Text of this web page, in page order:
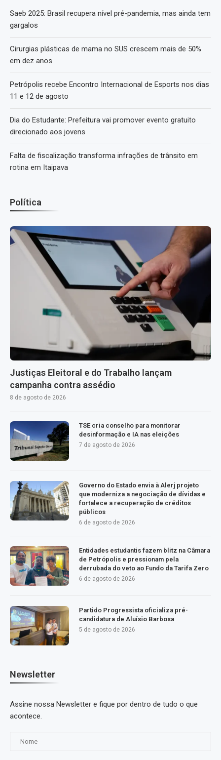
Saeb 2025: Brasil recupera nível pré-pandemia, mas ainda tem
gargalos
Cirurgias plásticas de mama no SUS crescem mais de 50%
em dez anos
Petrópolis recebe Encontro Internacional de Esports nos dias
11 e 12 de agosto
Dia do Estudante: Prefeitura vai promover evento gratuito
direcionado aos jovens
Falta de fiscalização transforma infrações de trânsito em
rotina em Itaipava
Política
Justiças Eleitoral e do Trabalho lançam
campanha contra assédio
8 de agosto de 2026
TSE cria conselho para monitorar
desinformação e IA nas eleições
7 de agosto de 2026
Governo do Estado envia à Alerj projeto
que moderniza a negociação de dívidas e
fortalece a recuperação de créditos
públicos
6 de agosto de 2026
Entidades estudantis fazem blitz na Câmara
de Petrópolis e pressionam pela
derrubada do veto ao Fundo da Tarifa Zero
6 de agosto de 2026
Partido Progressista oficializa pré-
candidatura de Aluísio Barbosa
5 de agosto de 2026
Newsletter
Assine nossa Newsletter e fique por dentro de tudo o que
acontece.